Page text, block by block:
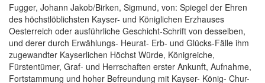
Fugger, Johann Jakob/Birken, Sigmund, von: Spiegel der Ehren
des höchstlöblichsten Kayser- und Königlichen Erzhauses
Oesterreich oder ausführliche Geschicht-Schrift von desselben,
und derer durch Erwählungs- Heurat- Erb- und Glücks-Fälle ihm
zugewandter Kayserlichen Höchst Würde, Königreiche,
Fürstentümer, Graf- und Herrschaften erster Ankunft, Aufnahme,
Fortstammung und hoher Befreundung mit Kayser- König- Chur-